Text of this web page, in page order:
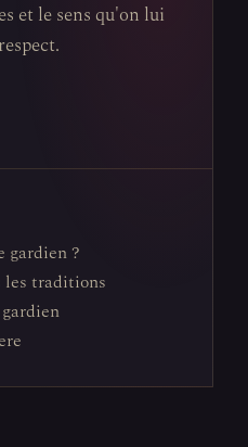
et le sens qu'on lui
gardien ?
les traditions